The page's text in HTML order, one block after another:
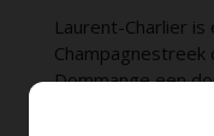
Laurent-Charlier
Champagnestreek
Dommange een